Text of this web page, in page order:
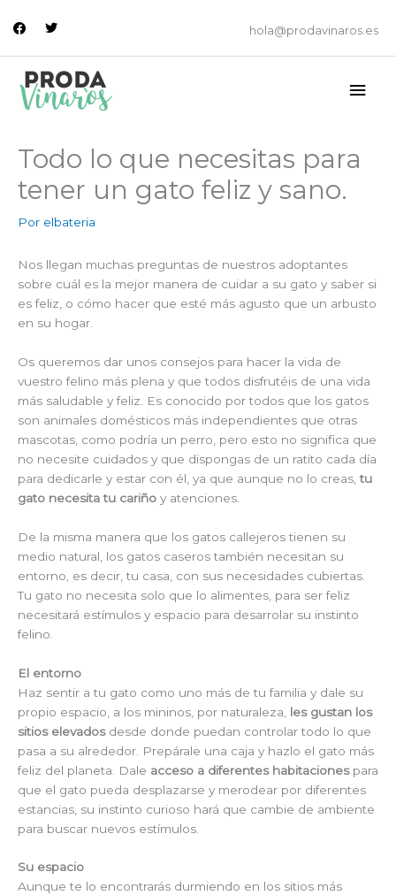
hola@prodavinaros.es
Todo lo que necesitas para
tener un gato feliz y sano.
Por elbateria
Nos llegan muchas preguntas de nuestros adoptantes
sobre cuál es la mejor manera de cuidar a su gato y saber si
es feliz, o cómo hacer que esté más agusto que un arbusto
en su hogar.
Os queremos dar unos consejos para hacer la vida de
vuestro felino más plena y que todos disfrutéis de una vida
más saludable y feliz. Es conocido por todos que los gatos
son animales domésticos más independientes que otras
mascotas, como podría un perro, pero esto no significa que
no necesite cuidados y que dispongas de un ratito cada día
para dedicarle y estar con él, ya que aunque no lo creas,tu
gato necesita tu cariño y atenciones.
De la misma manera que los gatos callejeros tienen su
medio natural, los gatos caseros también necesitan su
entorno, es decir, tu casa, con sus necesidades cubiertas.
Tu gato no necesita solo que lo alimentes, para ser feliz
necesitará estímulos y espacio para desarrolar su instinto
felino.
El entorno
Haz sentir a tu gato como uno más de tu familia y dale su
propio espacio, a los mininos, por naturaleza, les gustan los
sitios elevadosdesde donde puedan controlar todo lo que
pasa a su alrededor. Prepárale una caja y hazlo el gato más
feliz del planeta. Dale acceso a diferentes habitacionespara
que el gato pueda desplazarse y merodear por diferentes
estancias, su instinto curioso hará que cambie de ambiente
para buscar nuevos estímulos.
Su espacio
Aunque te lo encontrarás durmiendo en los sitios más